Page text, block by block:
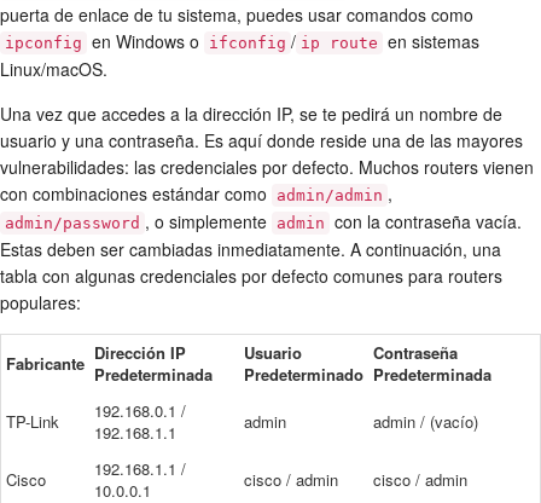
puerta de enlace de tu sistema, puedes usar comandos como
ipconfig en Windows o ifconfig / ip route en sistemas
Linux/macOS.
Una vez que accedes a la dirección IP, se te pedirá un nombre de
usuario y una contraseña. Es aquí donde reside una de las mayores
vulnerabilidades: las credenciales por defecto. Muchos routers vienen
con combinaciones estándar como
admin/admin ,
admin/password , o simplemente admin con la contraseña vacía.
Estas deben ser cambiadas inmediatamente. A continuación, una
tabla con algunas credenciales por defecto comunes para routers
populares:
Fabricante Dirección IP
Predeterminada
Usuario
Predeterminado
Contraseña
Predeterminada
TP-Link
192.168.0.1 /
192.168.1.1
admin admin / (vacío)
Cisco
192.168.1.1 /
10.0.0.1
cisco / admin cisco / admin